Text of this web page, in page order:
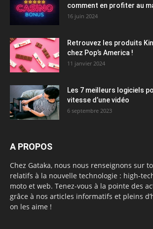
comment en profiter au
16 juin 2024
Retrouvez les produits
chez Pop’s America !
11 janvier 2024
Les 7 meilleurs logiciels
vitesse d’une vidéo
6 septembre 2023
A PROPOS
Chez Gataka, nous nous renseignons sur
relatifs à la nouvelle technologie : high-
moto et web. Tenez-vous à la pointe des
grâce à nos articles informatifs et pleins
on les aime !